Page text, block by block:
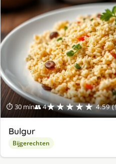
⏱ 30 min👥 4★★★★★ 4.59
Bulgur
Bijgerechten